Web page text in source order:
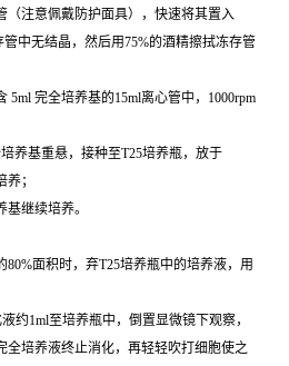
（注意佩戴防护面具），快速将其置入
中无结晶，然后用75%的酒精擦拭冻存管
5ml 完全培养基的15ml离心管中，1000rpm
养基重悬，接种至T25培养瓶，放于
；
继续培养。
80%面积时，弃T25培养瓶中的培养液，用
约1ml至培养瓶中，倒置显微镜下观察，
全培养液终止消化，再轻轻吹打细胞使之